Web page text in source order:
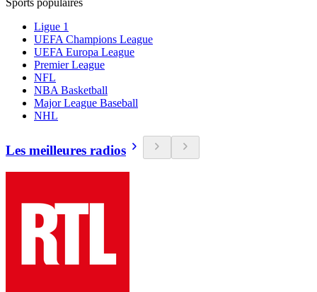
Sports populaires
Ligue 1
UEFA Champions League
UEFA Europa League
Premier League
NFL
NBA Basketball
Major League Baseball
NHL
Les meilleures radios